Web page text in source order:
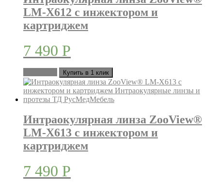
можно
выбрать
на
LM-X612 с инжектором и
картриджем
7 490 Р
Купить в 1 клик
Интраокулярная линза ZooView®
LM-X613 с инжектором и
картриджем
7 490 Р